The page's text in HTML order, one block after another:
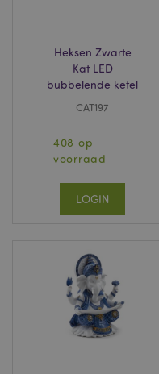
Heksen Zwarte
Kat LED
bubbelende ketel
CAT197
408 op
voorraad
LOGIN